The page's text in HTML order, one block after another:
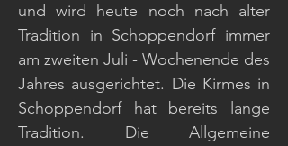
und wird heute noch nach alter
Tradition in Schoppendorf immer
am zweiten Juli - Wochenende des
Jahres ausgerichtet. Die Kirmes in
Schoppendorf hat bereits lange
Tradition. Die Allgemeine